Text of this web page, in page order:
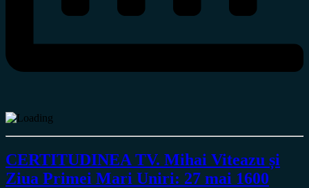
CERTITUDINEA TV. Mihai Viteazu și
Ziua Primei Mari Uniri: 27 mai 1600